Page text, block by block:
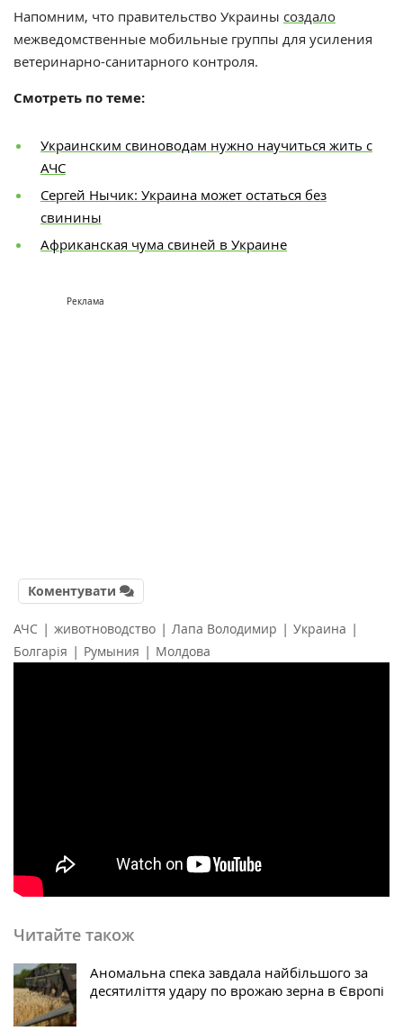
Напомним, что правительство Украины создало
межведомственные мобильные группы для усиления
ветеринарно-санитарного контроля.
Смотреть по теме:
Украинским свиноводам нужно научиться жить с
АЧС
Сергей Нычик: Украина может остаться без
свинины
Африканская чума свиней в Украине
Реклама
Коментувати
АЧС | животноводство | Лапа Володимир | Украина |
Болгарія | Румыния | Молдова
Читайте також
Аномальна спека завдала найбільшого за
десятиліття удару по врожаю зерна в Європі